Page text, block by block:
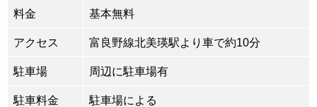
料金 基本無料
アクセス 富良野線北美瑛駅より車で約10分
駐車場 周辺に駐車場有
駐車料金 駐車場による